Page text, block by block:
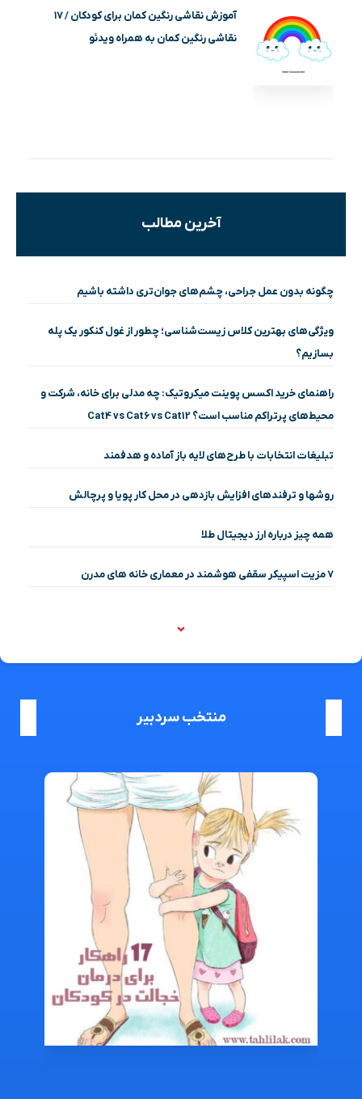
آموزش نقاشی رنگین کمان برای کودکان / ۱۷
نقاشی رنگین کمان به همراه ویدئو
آخرین مطالب
چگونه بدون عمل جراحی، چشم‌های جوان‌تری داشته باشیم
ویژگی‌های بهترین کلاس زیست‌شناسی؛ چطور از غول کنکور یک پله
بسازیم؟
راهنمای خرید اکسس پوینت میکروتیک: چه مدلی برای خانه، شرکت و
محیط‌های پرتراکم مناسب است؟ Cat4 vs Cat6 vs Cat12
تبلیغات انتخابات با طرح‌های لایه باز آماده و هدفمند
روشها و ترفندهای افزایش بازدهی در محل کار پویا و پرچالش
همه چیز درباره ارز دیجیتال طلا
۷ مزیت اسپیکر سقفی هوشمند در معماری خانه‌ های مدرن
منتخب سردبیر